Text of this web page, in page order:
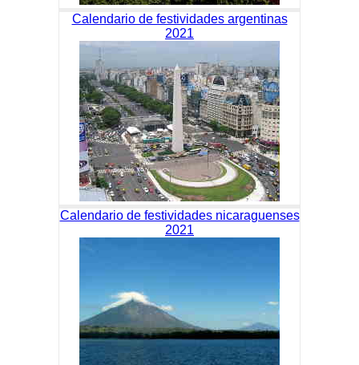
Calendario de festividades argentinas
2021
Calendario de festividades nicaraguenses
2021